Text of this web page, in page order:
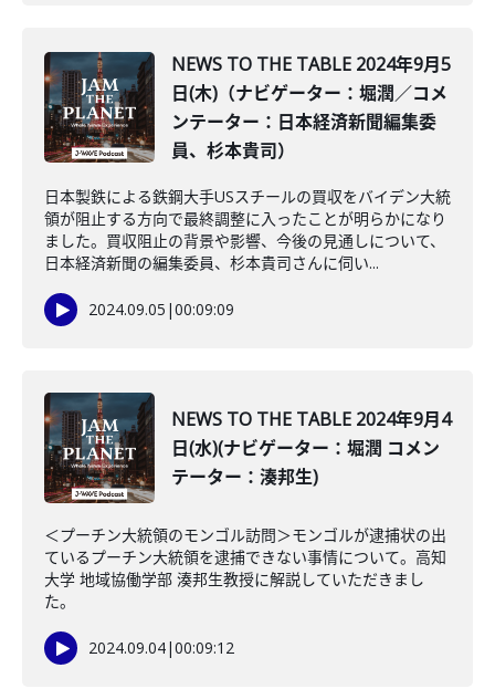
NEWS TO THE TABLE 2024年9月5
日(木)（ナビゲーター：堀潤／コメ
ンテーター：日本経済新聞編集委
員、杉本貴司）
日本製鉄による鉄鋼大手USスチールの買収をバイデン大統
領が阻止する方向で最終調整に入ったことが明らかになり
ました。買収阻止の背景や影響、今後の見通しについて、
日本経済新聞の編集委員、杉本貴司さんに伺い...
2024.09.05 |00:09:09
NEWS TO THE TABLE 2024年9月4
日(水)(ナビゲーター：堀潤 コメン
テーター：湊邦生)
＜プーチン大統領のモンゴル訪問＞モンゴルが逮捕状の出
ているプーチン大統領を逮捕できない事情について。高知
大学 地域協働学部 湊邦生教授に解説していただきまし
た。
2024.09.04|00:09:12